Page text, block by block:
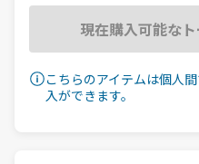
現在購入可能な
こちらのアイテムは個人
入ができます。